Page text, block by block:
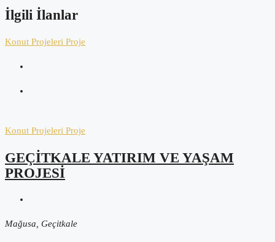
İlgili İlanlar
Konut Projeleri Proje
Konut Projeleri Proje
GEÇİTKALE YATIRIM VE YAŞAM
PROJESİ
Mağusa, Geçitkale